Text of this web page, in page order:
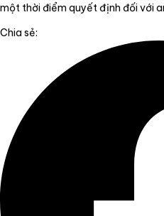
một thời điểm quyết định đối với
Chia sẻ: